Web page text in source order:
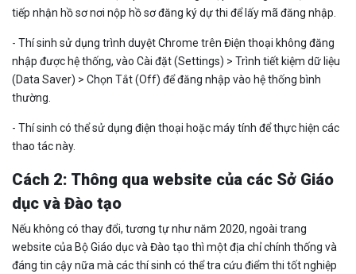
tiếp nhận hồ sơ nơi nộp hồ sơ đăng ký dự thi để lấy mã đăng nhập.
- Thí sinh sử dụng trình duyệt Chrome trên Điện thoại không đăng
nhập được hệ thống, vào Cài đặt (Settings) > Trình tiết kiệm dữ liệu
(Data Saver) > Chọn Tắt (Off) để đăng nhập vào hệ thống bình
thường.
- Thí sinh có thể sử dụng điện thoại hoặc máy tính để thực hiện các
thao tác này.
Cách 2: Thông qua website của các Sở Giáo
dục và Đào tạo
Nếu không có thay đổi, tương tự như năm 2020, ngoài trang
website của Bộ Giáo dục và Đào tạo thì một địa chỉ chính thống và
đáng tin cậy nữa mà các thí sinh có thể tra cứu điểm thi tốt nghiệp